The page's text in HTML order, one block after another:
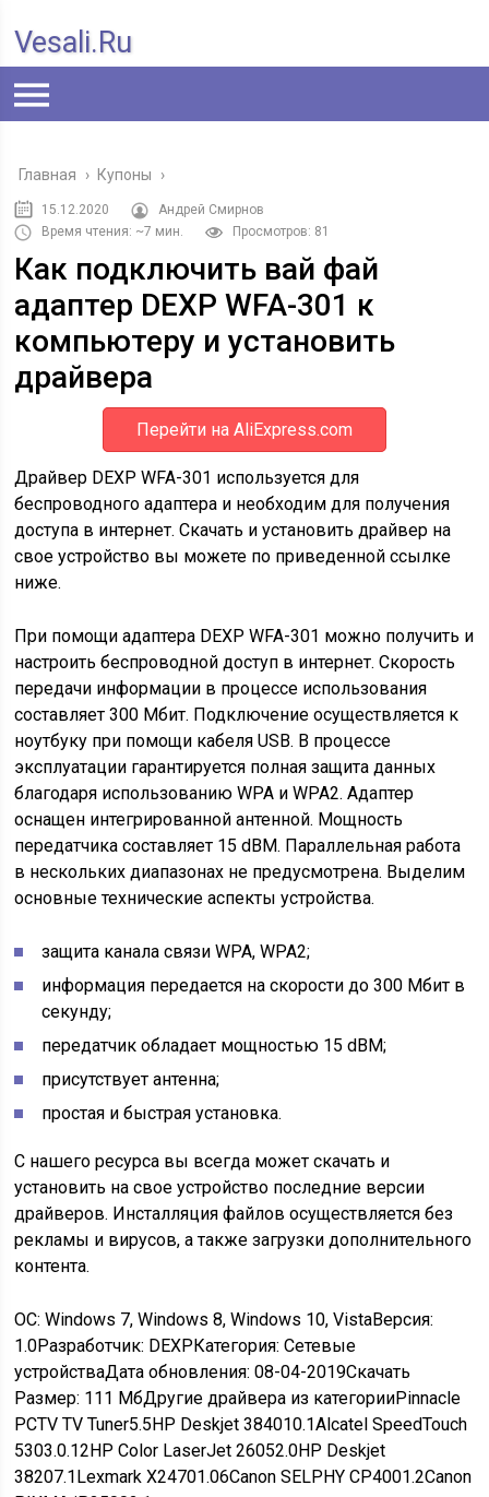
Vesali.ru
Главная › Купоны ›
15.12.2020
Андрей Смирнов
Время чтения: ~7 мин.
Просмотров: 81
Как подключить вай фай
адаптер DEXP WFA-301 к
компьютеру и установить
драйвера
Перейти на AliExpress.com
Драйвер DEXP WFA-301 используется для
беспроводного адаптера и необходим для получения
доступа в интернет. Скачать и установить драйвер на
свое устройство вы можете по приведенной ссылке
ниже.
При помощи адаптера DEXP WFA-301 можно получить и
настроить беспроводной доступ в интернет. Скорость
передачи информации в процессе использования
составляет 300 Мбит. Подключение осуществляется к
ноутбуку при помощи кабеля USB. В процессе
эксплуатации гарантируется полная защита данных
благодаря использованию WPA и WPA2. Адаптер
оснащен интегрированной антенной. Мощность
передатчика составляет 15 dBM. Параллельная работа
в нескольких диапазонах не предусмотрена. Выделим
основные технические аспекты устройства.
защита канала связи WPA, WPA2;
информация передается на скорости до 300 Мбит в
секунду;
передатчик обладает мощностью 15 dBM;
присутствует антенна;
простая и быстрая установка.
С нашего ресурса вы всегда может скачать и
установить на свое устройство последние версии
драйверов. Инсталляция файлов осуществляется без
рекламы и вирусов, а также загрузки дополнительного
контента.
OC: Windows 7, Windows 8, Windows 10, VistaВерсия:
1.0Разработчик: DEXPКатегория: Сетевые
устройстваДата обновления: 08-04-2019Скачать
Размер: 111 МбДругие драйвера из категорииPinnacle
PCTV TV Tuner5.5HP Deskjet 384010.1Alcatel SpeedTouch
5303.0.12HP Color LaserJet 26052.0HP Deskjet
38207.1Lexmark X24701.06Canon SELPHY CP4001.2Canon